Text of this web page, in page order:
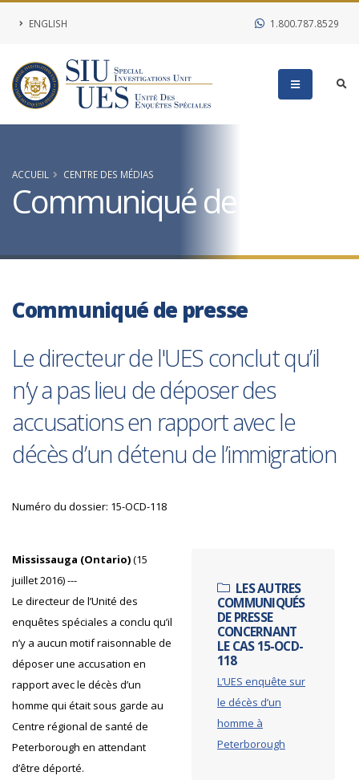
ENGLISH 1.800.787.8529
ACCUEIL CENTRE DES MÉDIAS
Communiqué de presse
Communiqué de presse
Le directeur de l'UES conclut qu’il
n’y a pas lieu de déposer des
accusations en rapport avec le
décès d’un détenu de l’immigration
Numéro du dossier: 15-OCD-118
LES AUTRES
COMMUNIQUÉS
DE PRESSE
CONCERNANT
LE CAS 15-OCD-
118
L’UES enquête sur
le décès d’un
homme à
Peterborough
Mississauga (Ontario)(15
juillet 2016) ---
Le directeur de l’Unité des
enquêtes spéciales a conclu qu’il
n’y a aucun motif raisonnable de
déposer une accusation en
rapport avec le décès d’un
homme qui était sous garde au
Centre régional de santé de
Peterborough en attendant
d’être déporté.